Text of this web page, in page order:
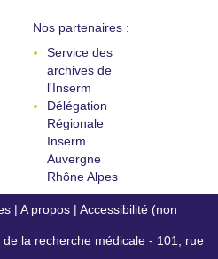
Nos partenaires :
Service des
archives de
l'Inserm
Délégation
Régionale
Inserm
Auvergne
Rhône Alpes
| A propos | Accessibilité (non
la recherche médicale - 101, rue